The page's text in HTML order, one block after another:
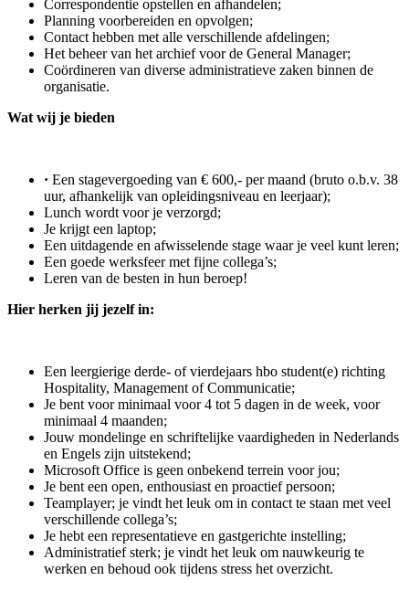
Correspondentie opstellen en afhandelen;
Planning voorbereiden en opvolgen;
Contact hebben met alle verschillende afdelingen;
Het beheer van het archief voor de General Manager;
Coördineren van diverse administratieve zaken binnen de
organisatie.
Wat wij je bieden
· Een stagevergoeding van € 600,- per maand (bruto o.b.v. 38
uur, afhankelijk van opleidingsniveau en leerjaar);
Lunch wordt voor je verzorgd;
Je krijgt een laptop;
Een uitdagende en afwisselende stage waar je veel kunt leren;
Een goede werksfeer met fijne collega’s;
Leren van de besten in hun beroep!
Hier herken jij jezelf in:
Een leergierige derde- of vierdejaars hbo student(e) richting
Hospitality, Management of Communicatie;
Je bent voor minimaal voor 4 tot 5 dagen in de week, voor
minimaal 4 maanden;
Jouw mondelinge en schriftelijke vaardigheden in Nederlands
en Engels zijn uitstekend;
Microsoft Office is geen onbekend terrein voor jou;
Je bent een open, enthousiast en proactief persoon;
Teamplayer; je vindt het leuk om in contact te staan met veel
verschillende collega’s;
Je hebt een representatieve en gastgerichte instelling;
Administratief sterk; je vindt het leuk om nauwkeurig te
werken en behoud ook tijdens stress het overzicht.